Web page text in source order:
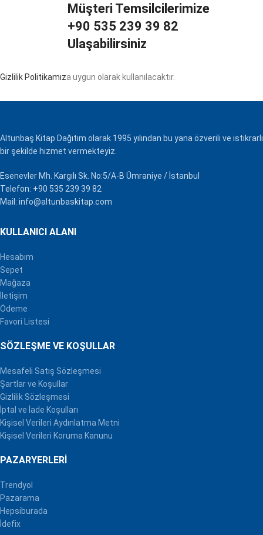
Müşteri Temsilcilerimize
+90 535 239 39 82
Ulaşabilirsiniz
Gizlilik Politikamıza uygun olarak kullanılacaktır.
Altunbaş Kitap Dağıtım olarak 1995 yılından bu yana özverili ve istikrarlı
bir şekilde hizmet vermekteyiz.
Esenevler Mh. Kargılı Sk. No:5/A-B Ümraniye / İstanbul
Telefon: +90 535 239 39 82
Mail: info@altunbaskitap.com
KULLANICI ALANI
Hesabım
Sepet
Mağaza
İletişim
Ödeme
Favori Listesi
SÖZLEŞME VE KOŞULLAR
Mesafeli Satış Sözleşmesi
Şartlar ve Koşullar
Gizlilik Sözleşmesi
İptal ve İade Koşulları
Kişisel Verileri Aydınlatma Metni
Kişisel Verileri Koruma Kanunu
PAZARYERLERI
Trendyol
Pazarama
Hepsiburada
İdefix